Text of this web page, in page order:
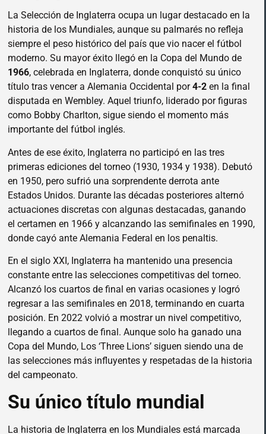
La Selección de Inglaterra ocupa un lugar destacado en la
historia de los Mundiales, aunque su palmarés no refleja
siempre el peso histórico del país que vio nacer el fútbol
moderno. Su mayor éxito llegó en la Copa del Mundo de
1966, celebrada en Inglaterra, donde conquistó su único
título tras vencer a Alemania Occidental por4-2 en la final
disputada en Wembley. Aquel triunfo, liderado por figuras
como Bobby Charlton, sigue siendo el momento más
importante del fútbol inglés.
Antes de ese éxito, Inglaterra no participó en las tres
primeras ediciones del torneo (1930, 1934 y 1938). Debutó
en 1950, pero sufrió una sorprendente derrota ante
Estados Unidos. Durante las décadas posteriores alternó
actuaciones discretas con algunas destacadas, ganando
el certamen en 1966 y alcanzando las semifinales en 1990,
donde cayó ante Alemania Federal en los penaltis.
En el siglo XXI, Inglaterra ha mantenido una presencia
constante entre las selecciones competitivas del torneo.
Alcanzó los cuartos de final en varias ocasiones y logró
regresar a las semifinales en 2018, terminando en cuarta
posición. En 2022 volvió a mostrar un nivel competitivo,
llegando a cuartos de final. Aunque solo ha ganado una
Copa del Mundo, Los ‘Three Lions’ siguen siendo una de
las selecciones más influyentes y respetadas de la historia
del campeonato.
Su único título mundial
La historia de Inglaterra en los Mundiales está marcada